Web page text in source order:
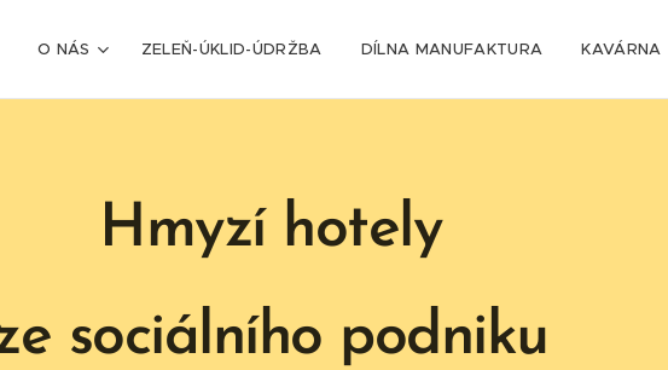
O NÁS ZELEŇ-ÚKLID-ÚDRŽBA DÍLNA MANUFAKTURA KAVÁRNA
Hmyzí hotely
sociálního podniku